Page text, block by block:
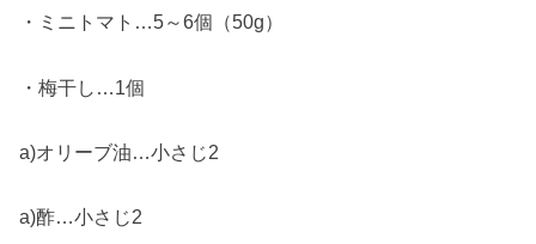
・ミニトマト…5～6個（50g）
・梅干し…1個
a)オリーブ油…小さじ2
a)酢…小さじ2